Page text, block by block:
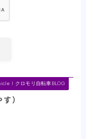
l クロモリ自転車BLOG
）